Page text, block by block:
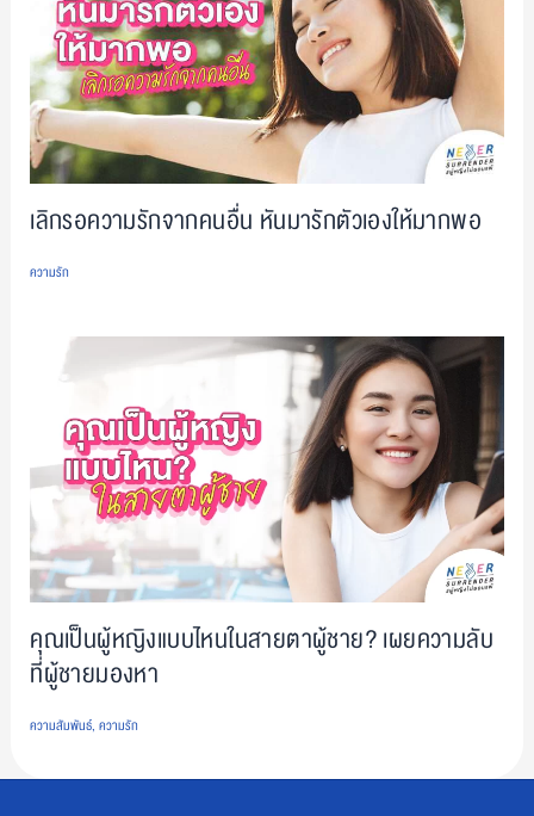
เลิกรอความรักจากคนอื่น หันมารักตัวเองให้มากพอ
ความรัก
คุณเป็นผู้หญิงแบบไหนในสายตาผู้ชาย? เผยความลับ
ที่ผู้ชายมองหา
ความสัมพันธ์,ความรัก